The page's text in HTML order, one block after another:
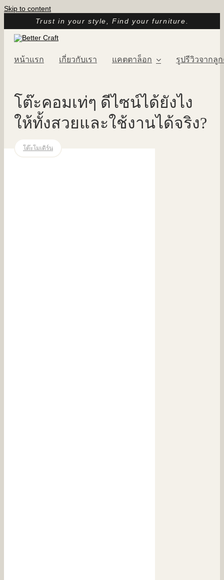
Skip to content
Trust in your style, Find your furniture.
หน้าแรก เกี่ยวกับเรา แคตตาล็อก รูปรีวิวจากลู
โต๊ะคอมเท่ๆ ดีไซน์ได้ยังไง
ให้ทั้งสวยและใช้งานได้จริง?
โต๊ะโมเดิร์น